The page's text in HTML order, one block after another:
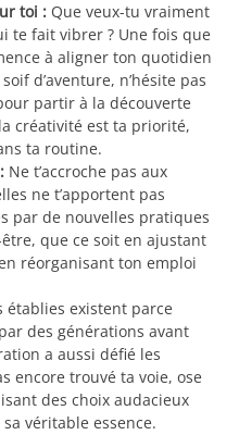
toi : Que veux-tu vraiment
te fait vibrer ? Une fois que
à aligner ton quotidien
d’aventure, n’hésite pas
partir à la découverte
créativité est ta priorité,
ta routine.
Ne t’accroche pas aux
ne t’apportent pas
par de nouvelles pratiques
que ce soit en ajustant
réorganisant ton emploi
établies existent parce
des générations avant
a aussi défié les
encore trouvé ta voie, ose
des choix audacieux
véritable essence.